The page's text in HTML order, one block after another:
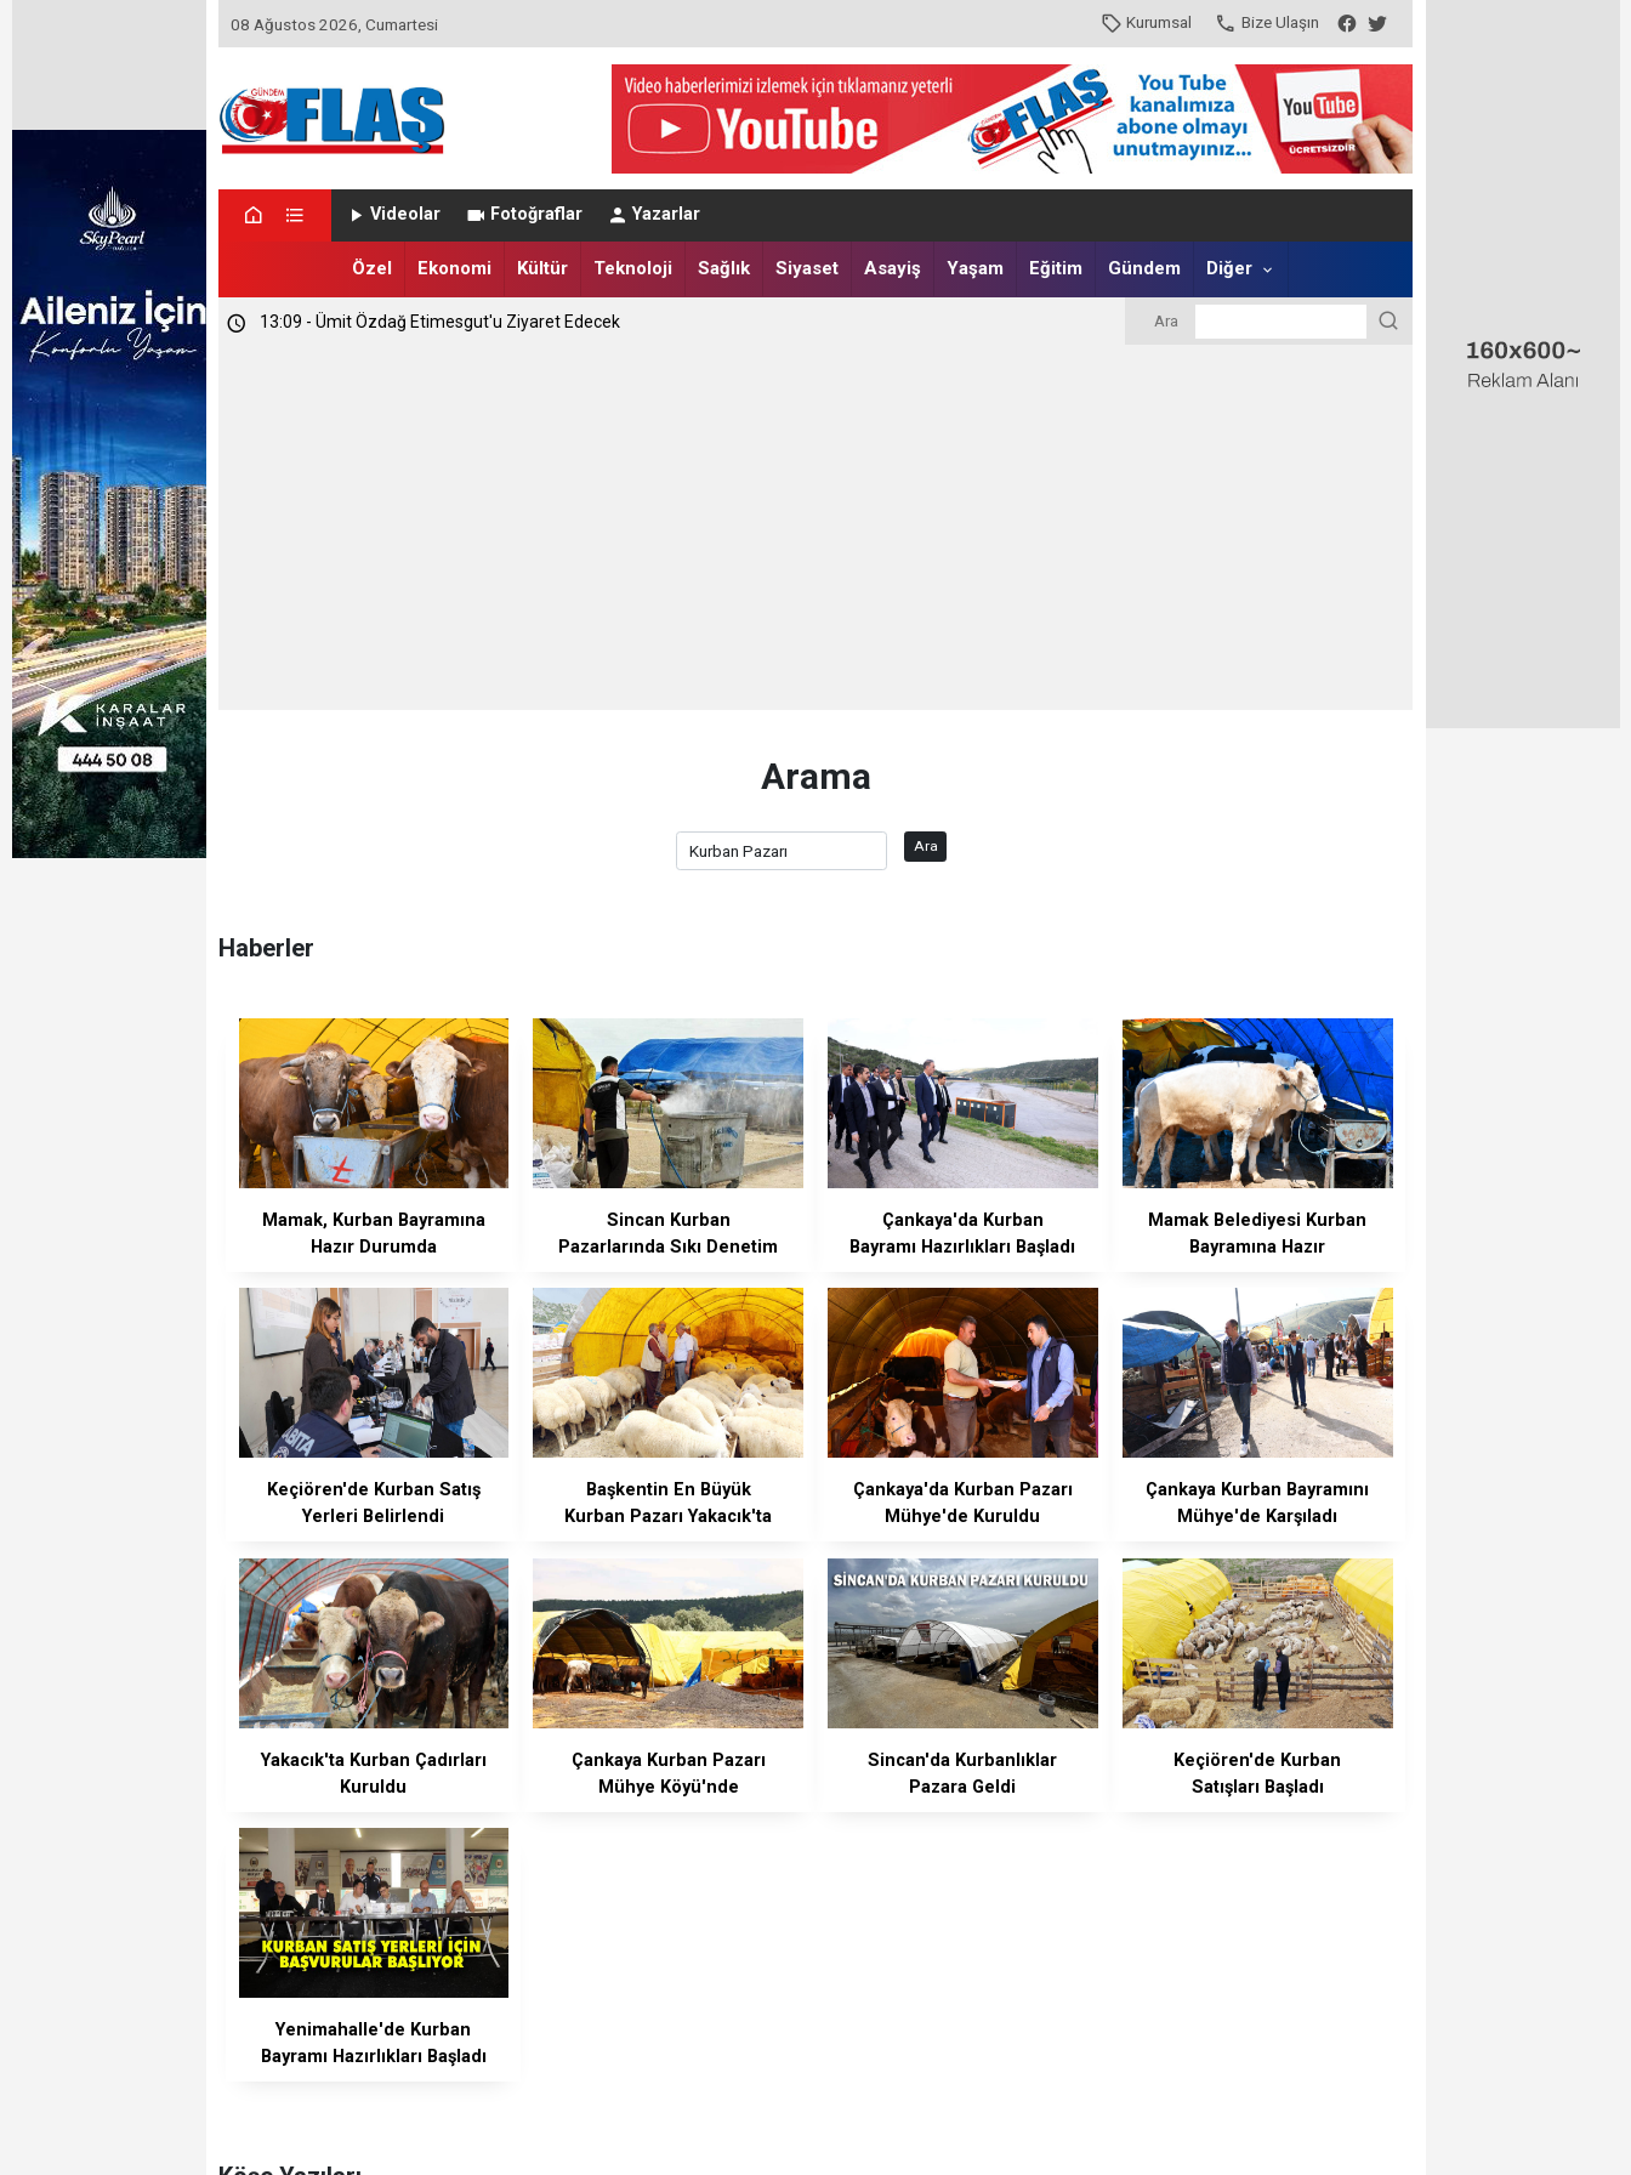
08 Ağustos 2026, Cumartesi Kurumsal Bize Ulaşın
Videolar Fotoğraflar Yazarlar
Özel Ekonomi Kültür Teknoloji Sağlık Siyaset Asayiş Yaşam Eğitim Gündem Diğer
23:46 - Memet Yula'dan Etimesgut Değerlendirmesi
13:09 - Ümit Özdağ Etimesgut'u Ziyaret Edecek Ara
Arama
Ara
Haberler
Mamak, Kurban Bayramına
Hazır Durumda
Sincan Kurban
Pazarlarında Sıkı Denetim
Çankaya'da Kurban
Bayramı Hazırlıkları Başladı
Mamak Belediyesi Kurban
Bayramına Hazır
Keçiören'de Kurban Satış
Yerleri Belirlendi
Başkentin En Büyük
Kurban Pazarı Yakacık'ta
Çankaya'da Kurban Pazarı
Mühye'de Kuruldu
Çankaya Kurban Bayramını
Mühye'de Karşıladı
Yakacık'ta Kurban Çadırları
Kuruldu
Çankaya Kurban Pazarı
Mühye Köyü'nde
Sincan'da Kurbanlıklar
Pazara Geldi
Keçiören'de Kurban
Satışları Başladı
Yenimahalle'de Kurban
Bayramı Hazırlıkları Başladı